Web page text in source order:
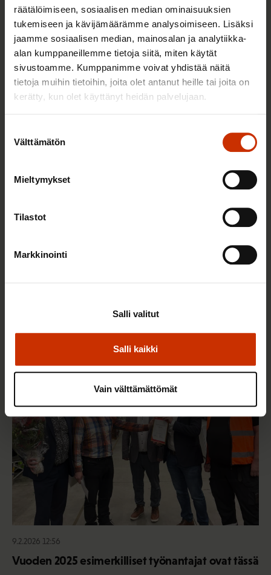
räätälöimiseen, sosiaalisen median ominaisuuksien
tukemiseen ja kävijämäärämme analysoimiseen. Lisäksi
jaamme sosiaalisen median, mainosalan ja analytiikka-
alan kumppaneillemme tietoja siitä, miten käytät
sivustoamme. Kumppanimme voivat yhdistää näitä
tietoja muihin tietoihin, joita olet antanut heille tai joita on
kerätty, kun olet käyttänyt heidän palvelujaan.
valinta
Välttämätön
Mieltymykset
Tilastot
Markkinointi
Salli kaikki
Salli valitut
Vain välttämättömät
2.6.2026 11:00
Työmarkkinakeskusjärjestöt: Tuottava ja
hyvinvoiva työelämä on yhteinen asia
Työaikaisella ruokailulla on väliä – lue vinkit
9.2.2026 12:56
Vuoden 2025 esimerkilliset työnantajat ovat tässä